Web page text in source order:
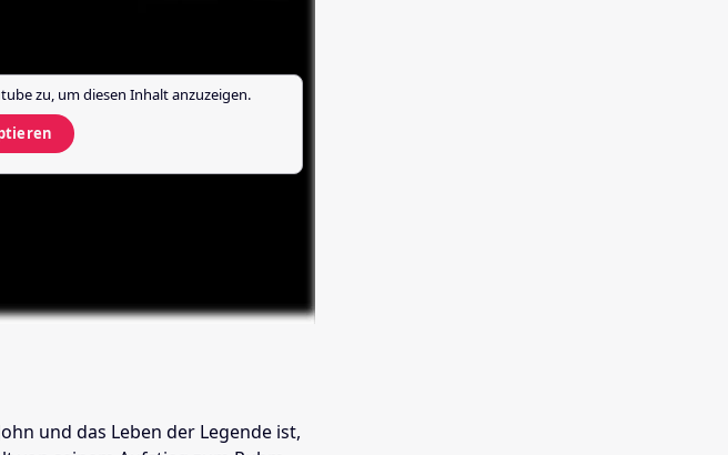
zu, um diesen Inhalt anzuzeigen.
und das Leben der Legende ist,